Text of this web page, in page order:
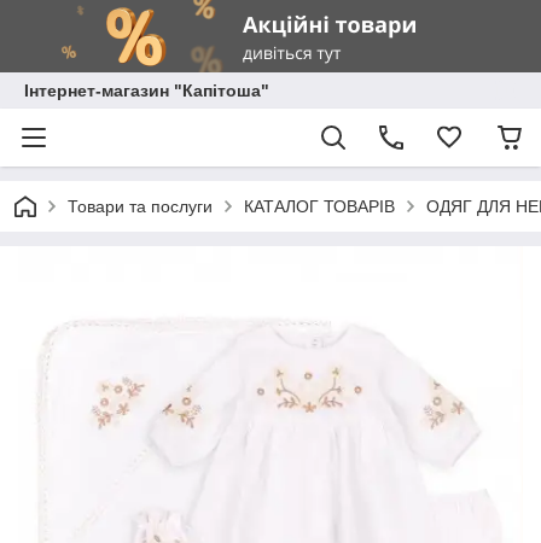
Інтернет-магазин "Капітоша"
Товари та послуги КАТАЛОГ ТОВАРІВ ОДЯГ ДЛЯ